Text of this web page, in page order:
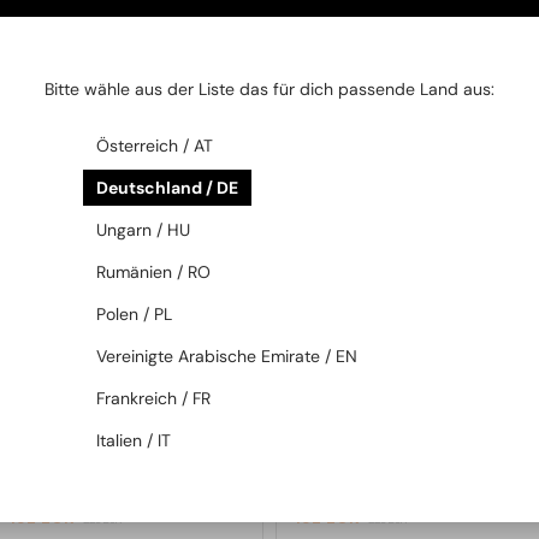
AUCH INTERESSIEREN
2-4 WERKTAGE -15%
MIT EINER EINSTÄRKENGLASLINSE
Brillenfassungen
192 EUR 226 EUR 192 EUR 226 EUR
Bitte wähle aus der Liste das für dich passende Land aus:
Österreich / AT
Deutschland / DE
Ungarn / HU
Rumänien / RO
Polen / PL
Vereinigte Arabische Emirate / EN
Frankreich / FR
Italien / IT